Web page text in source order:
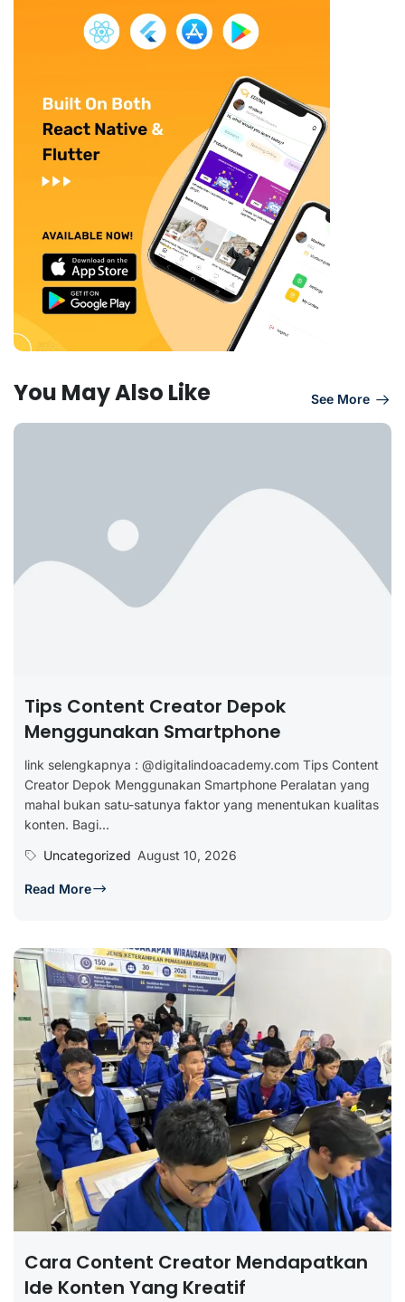
You May Also Like See More
Tips Content Creator Depok
Menggunakan Smartphone
link selengkapnya : @digitalindoacademy.com Tips Content
Creator Depok Menggunakan Smartphone Peralatan yang
mahal bukan satu-satunya faktor yang menentukan kualitas
konten. Bagi...
Uncategorized August 10, 2026
Read More
Cara Content Creator Mendapatkan
Ide Konten Yang Kreatif